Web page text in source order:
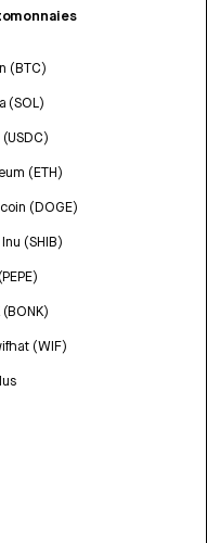
(BTC)
(SOL)
(ETH)
(DOGE)
(SHIB)
(WIF)